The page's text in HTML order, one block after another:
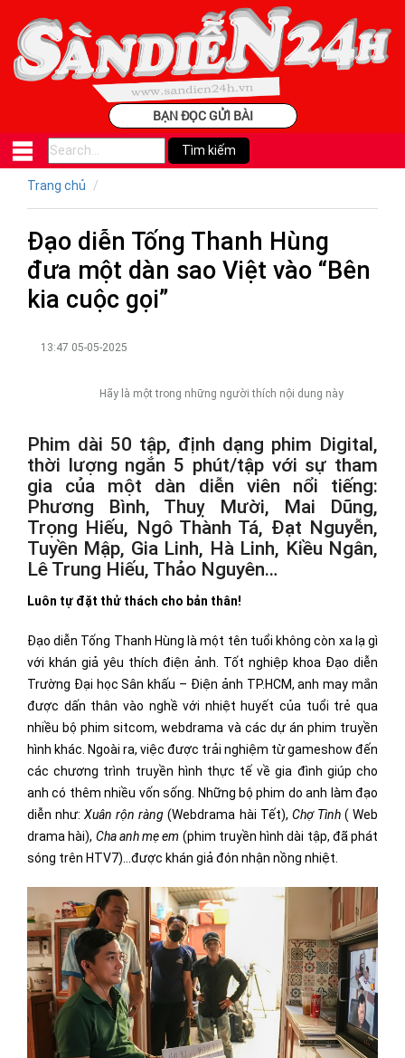
BẠN ĐỌC GỬI BÀI
Trang chủ
Đạo diễn Tống Thanh Hùng
đưa một dàn sao Việt vào “Bên
kia cuộc gọi”
13:47 05-05-2025
Hãy là một trong những người thích nội dung này
Phim dài 50 tập, định dạng phim Digital,
thời lượng ngắn 5 phút/tập với sự tham
gia của một dàn diễn viên nổi tiếng:
Phương Bình, Thuỵ Mười, Mai Dũng,
Trọng Hiếu, Ngô Thành Tá, Đạt Nguyễn,
Tuyền Mập, Gia Linh, Hà Linh, Kiều Ngân,
Lê Trung Hiếu, Thảo Nguyên…
Luôn tự đặt thử thách cho bản thân!
Đạo diễn Tống Thanh Hùng là một tên tuổi không còn xa lạ gì
với khán giả yêu thích điện ảnh. Tốt nghiệp khoa Đạo diễn
Trường Đại học Sân khấu – Điện ảnh TP.HCM, anh may mắn
được dấn thân vào nghề với nhiệt huyết của tuổi trẻ qua
nhiều bộ phim sitcom, webdrama và các dự án phim truyền
hình khác. Ngoài ra, việc được trải nghiệm từ gameshow đến
các chương trình truyền hình thực tế về gia đình giúp cho
anh có thêm nhiều vốn sống. Những bộ phim do anh làm đạo
diễn như:Xuân rộn ràng (Webdrama hài Tết), Chợ Tình( Web
drama hài), Cha anh mẹ em (phim truyền hình dài tập, đã phát
sóng trên HTV7)…được khán giả đón nhận nồng nhiệt.